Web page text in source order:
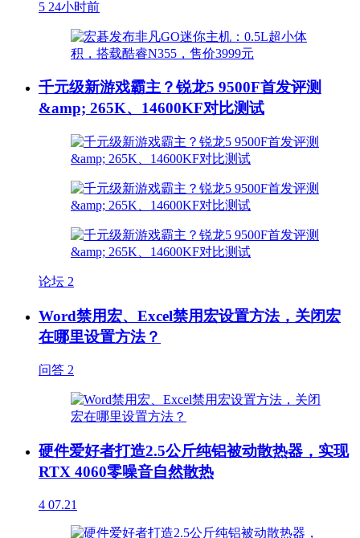
5 24小时前
千元级新游戏霸主？锐龙5 9500F首发评测
&amp; 265K、14600KF对比测试
论坛 2
Word禁用宏、Excel禁用宏设置方法，关闭宏
在哪里设置方法？
问答 2
硬件爱好者打造2.5公斤纯铝被动散热器，实现
RTX 4060零噪音自然散热
4 07.21